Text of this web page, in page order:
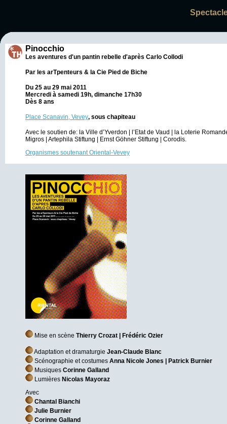
Pinocchio
Les aventures d'un pantin rebelle d'après Carlo Collodi
Par les arTpenteurs & la Cie Pied de Biche
Du 25 au 29 mai 2011
Mercredi à samedi 19h, dimanche 17h30
Dès 8 ans
Place Scanavin, Vevey, sous chapiteau
Avec le soutien de: la Ville d’Yverdon | l’Etat de Vaud | la Loterie
Migros | Artephila Stiftung | Ernst Göhner Stiftung | Corodis.
Organismes soutenant Oriental-Vevey
Mise en scène Thierry Crozat | Frédéric Ozier
Adaptation et dramaturgie Jean-Claude Blanc
Scénographie et costumes Anna Nicole Jones | Patrick Burnier
Musiques Corinne Galland
Lumières Nicolas Mayoraz
Avec
Chantal Bianchi
Julie Burnier
Corinne Galland